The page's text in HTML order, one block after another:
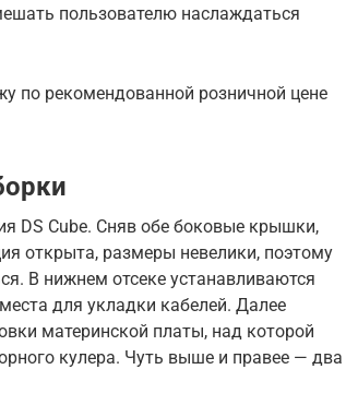
пользователю наслаждаться
по рекомендованной розничной цене
DS Cube. Сняв обе боковые крышки,
открыта, размеры невелики, поэтому
В нижнем отсеке устанавливаются
для укладки кабелей. Далее
материнской платы, над которой
кулера. Чуть выше и правее — два